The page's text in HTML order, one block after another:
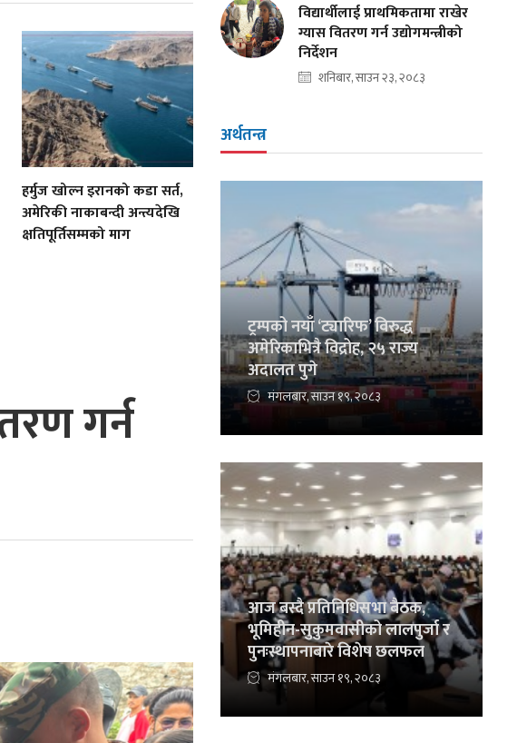
हर्मुज खोल्न इरानको कडा सर्त,
अमेरिकी नाकाबन्दी अन्त्यदेखि
क्षतिपूर्तिसम्मको माग
गर्न
विद्यार्थीलाई प्राथमिकतामा राखेर
ग्यास वितरण गर्न उद्योगमन्त्रीको
निर्देशन
शनिबार, साउन २३, २०८३
अर्थतन्त्र
ट्रम्पको नयाँ ‘ट्यारिफ’ विरुद्ध
अमेरिकाभित्रै विद्रोह, २५ राज्य
अदालत पुगे
मंगलबार, साउन १९, २०८३
आज बस्दै प्रतिनिधिसभा बैठक,
भूमिहीन-सुकुमवासीको लालपुर्जा र
पुनःस्थापनाबारे विशेष छलफल
मंगलबार, साउन १९, २०८३